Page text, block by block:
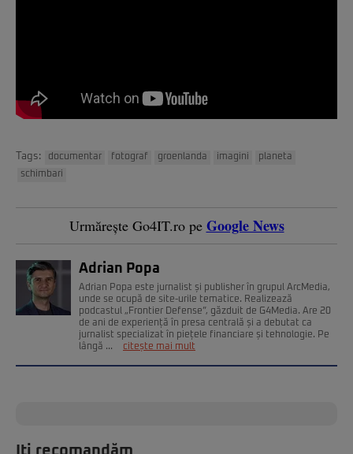
Tags: documentar fotograf groenlanda imagini
planeta
schimbari
Urmărește Go4IT.ro pe Google News
Adrian Popa
Adrian Popa este jurnalist și publisher în grupul ArcMedia,
unde se ocupă de site-urile tematice. Realizează
podcastul „Frontier Defense”, găzduit de G4Media. Are 20
de ani de experiență în presa centrală și a debutat ca
jurnalist specializat în piețele financiare și tehnologie. Pe
lângă ...
citește mai mult